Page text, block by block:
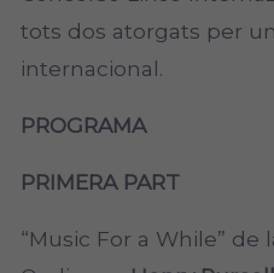
tots dos atorgats per
internacional.
PROGRAMA
PRIMERA PART
“Music For a While”